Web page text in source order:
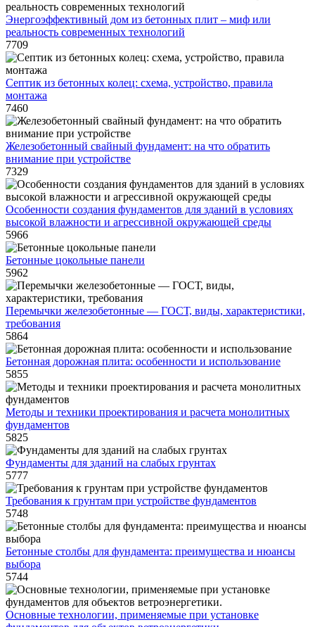
Энергоэффективный дом из бетонных плит – миф или
реальность современных технологий
7709
Септик из бетонных колец: схема, устройство, правила
монтажа
7460
Железобетонный свайный фундамент: на что обратить
внимание при устройстве
7329
Особенности создания фундаментов для зданий в условиях
высокой влажности и агрессивной окружающей среды
5966
Бетонные цокольные панели
5962
Перемычки железобетонные — ГОСТ, виды, характеристики,
требования
5864
Бетонная дорожная плита: особенности и использование
5855
Методы и техники проектирования и расчета монолитных
фундаментов
5825
Фундаменты для зданий на слабых грунтах
5777
Требования к грунтам при устройстве фундаментов
5748
Бетонные столбы для фундамента: преимущества и нюансы
выбора
5744
Основные технологии, применяемые при установке